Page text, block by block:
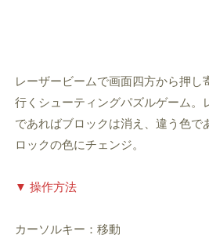
レーザービームで画面四方から押し
行くシューティングパズルゲーム。
であればブロックは消え、違う色で
ロックの色にチェンジ。
▼ 操作方法
カーソルキー：移動